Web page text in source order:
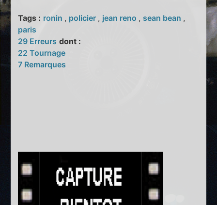
Tags : ronin , policier , jean reno , sean bean ,
paris
29 Erreurs dont :
22 Tournage
7 Remarques